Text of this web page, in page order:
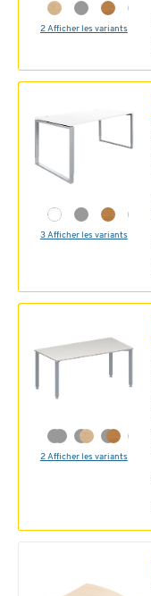
2 Afficher les variants
3 Afficher les variants
2 Afficher les variants